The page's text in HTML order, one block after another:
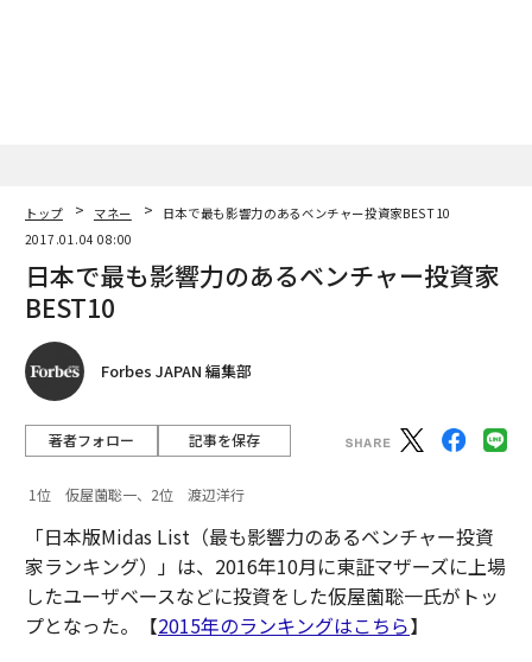
トップ マネー
日本で最も影響力のあるベンチャー投資家BEST10
2017.01.04 08:00
日本で最も影響力のあるベンチャー投資家
BEST10
Forbes JAPAN 編集部
著者フォロー 記事を保存
1位 仮屋薗聡一、2位 渡辺洋行
「日本版Midas List（最も影響力のあるベンチャー投資
家ランキング）」は、2016年10月に東証マザーズに上場
したユーザベースなどに投資をした仮屋薗聡一氏がトッ
プとなった。【2015年のランキングはこちら】